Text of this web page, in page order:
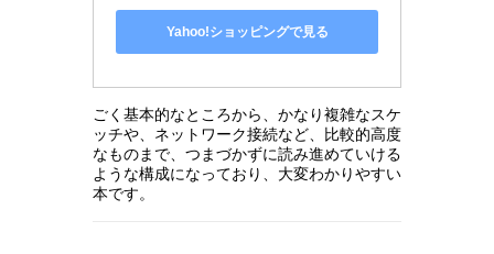
Yahoo!ショッピングで見る
ごく基本的なところから、かなり複雑なスケ
ッチや、ネットワーク接続など、比較的高度
なものまで、つまづかずに読み進めていける
ような構成になっており、大変わかりやすい
本です。